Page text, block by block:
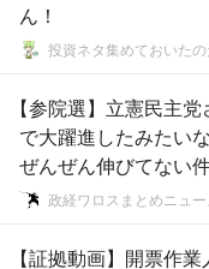
ん！
投資ネタ集めておいたの
【参院選】立憲民主
で大躍進したみたい
ぜんぜん伸びてない
ｗｗｗｗｗｗｗｗｗｗ
政経ワロスまとめニュ
【証拠動画】開票作